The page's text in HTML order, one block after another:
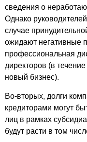
сведения о
Однако
случае
ожидают негативные
профессиональная
директоров (в
новый бизнес).
Во-вторых, долги
кредиторами могут
лиц в рамках
будут расти в том